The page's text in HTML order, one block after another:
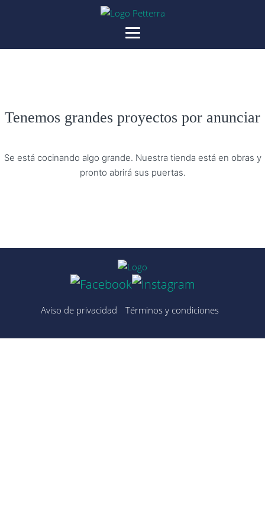
Tenemos grandes proyectos por anunciar
Se está cocinando algo grande. Nuestra tienda está en obras y
pronto abrirá sus puertas.
Aviso de privacidad Términos y condiciones